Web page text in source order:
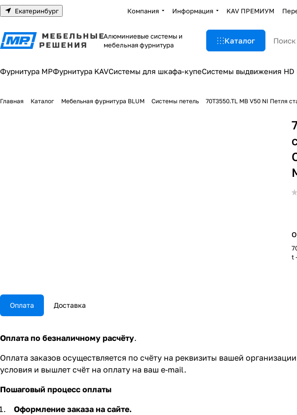
Екатеринбург Компания Информация KAV ПРЕМИУМ
Алюминиевые системы и
мебельная фурнитура
Каталог
Фурнитура МРФурнитура KAVСистемы для шкафа-купеСистемы выдвижения HD
Главная Каталог Мебельная фурнитура BLUM Системы петель 70T3550.TL MB V50 NI Петля
t
Оплата Доставка
Оплата по безналичному расчёту.
Оплата заказов осуществляется по счёту на реквизиты вашей
условия и вышлет счёт на оплату на ваш e‑mail.
Пошаговый процесс оплаты
Оформление заказа на сайте.